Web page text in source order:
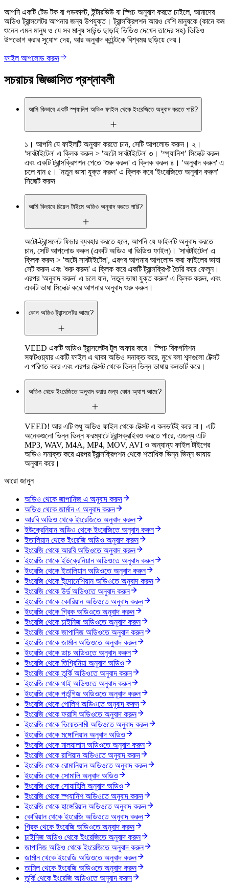
আপনি একটি টেড টক বা পডকাস্ট, ইন্টারভিউ বা স্পিচ অনুবাদ করতে চাইলে, আমাদের
অডিও ট্রান্সলেটর আপনার জন্য উপযুক্ত। ট্রান্সক্রিপশন আরও বেশি মানুষকে (কানে কম
শুনেন এমন মানুষ ও যে সব মানুষ সাউন্ড ছাড়াই ভিডিও দেখেন তাদের সহ) ভিডিও
উপভোগ করার সুযোগ দেয়, আর অনুবাদ কন্টেন্টকে বিশ্বময় ছড়িয়ে দেয়।
ফাইল আপলোড করুন
সচরাচর জিজ্ঞাসিত প্রশ্নাবলী
আমি কিভাবে একটি স্প্যানিশ অডিও ফাইল থেকে ইংরেজিতে অনুবাদ করতে পারি?
১। আপনি যে ফাইলটি অনুবাদ করতে চান, সেটি আপলোড করুন। ২।
'সাবটাইটেল' এ ক্লিক করুন > 'অটো সাবটাইটেল' ৩। 'স্প্যানিশ’ সিলেক্ট করুন
এবং একটি ট্রান্সক্রিপশন পেতে 'শুরু করুন' এ ক্লিক করুন ৪। 'অনুবাদ করুন' এ
চলে যান ৫। 'নতুন ভাষা যুক্ত করুন' এ ক্লিক করে 'ইংরেজিতে অনুবাদ করুন'
সিলেক্ট করুন
আমি কিভাবে রিয়েল টাইমে অডিও অনুবাদ করতে পারি?
অটো-ট্রান্সলেট ফিচার ব্যবহার করতে হলে, আপনি যে ফাইলটি অনুবাদ করতে
চান, সেটি আপলোড করুন (একটি অডিও বা ভিডিও ফাইল)। 'সাবটাইটেল' এ
ক্লিক করুন > 'অটো সাবটাইটেল', এরপর আপনার আপলোড করা ফাইলের ভাষা
সেট করুন এবং 'শুরু করুন' এ ক্লিক করে একটি ট্রান্সক্রিপ্ট তৈরি করে ফেলুন।
এরপর 'অনুবাদ করুন' এ চলে যান, 'নতুন ভাষা যুক্ত করুন' এ ক্লিক করুন, এবং
একটি ভাষা সিলেক্ট করে আপনার অনুবাদ শুরু করুন।
কোন অডিও ট্রান্সলেটর আছে?
VEED একটি অডিও ট্রান্সলেটর টুল অফার করে। স্পিচ রিকগনিশন
সফটওয়্যার একটি ফাইল এ থাকা অডিও সনাক্ত করে, মুখে বলা শব্দগুলো টেক্সট
এ পরিণত করে এবং এরপর টেক্সট থেকে ভিন্ন ভিন্ন ভাষায় কনভার্ট করে।
অডিও থেকে ইংরেজিতে অনুবাদ করার জন্য কোন অ্যাপ আছে?
VEED! আর এটি শুধু অডিও ফাইল থেকে টেক্সট এ কনভার্টই করে না। এটি
অনেকগুলো ভিন্ন ভিন্ন ফরম্যাটে ট্রান্সক্রাইবও করতে পারে, এজন্য এটি
MP3, WAV, M4A, MP4, MOV, AVI ও অন্যান্য ফাইল টাইপের
অডিও সনাক্ত করে এরপর ট্রান্সক্রিপশন থেকে শতাধিক ভিন্ন ভিন্ন ভাষায়
অনুবাদ করে।
আরো জানুন
অডিও থেকে জাপানিজ এ অনুবাদ করুন
অডিও থেকে জার্মান এ অনুবাদ করুন
আরবি অডিও থেকে ইংরেজিতে অনুবাদ করুন
ইউক্রেনিয়ান অডিও থেকে ইংরেজিতে অনুবাদ করুন
ইতালিয়ান থেকে ইংরেজি অডিও অনুবাদ করুন
ইংরেজি থেকে আরবি অডিওতে অনুবাদ করুন
ইংরেজি থেকে ইউক্রেনিয়ান অডিওতে অনুবাদ করুন
ইংরেজি থেকে ইতালিয়ান অডিওতে অনুবাদ করুন
ইংরেজি থেকে ইন্দোনেশিয়ান অডিওতে অনুবাদ করুন
ইংরেজি থেকে উর্দু অডিওতে অনুবাদ করুন
ইংরেজি থেকে কোরিয়ান অডিওতে অনুবাদ করুন
ইংরেজি থেকে গ্রিক অডিওতে অনুবাদ করুন
ইংরেজি থেকে চাইনিজ অডিওতে অনুবাদ করুন
ইংরেজি থেকে জাপানিজ অডিওতে অনুবাদ করুন
ইংরেজি থেকে জার্মান অডিওতে অনুবাদ করুন
ইংরেজি থেকে ডাচ অডিওতে অনুবাদ করুন
ইংরেজি থেকে তিগ্রিনিয়া অনুবাদ অডিও
ইংরেজি থেকে তুর্কি অডিওতে অনুবাদ করুন
ইংরেজি থেকে থাই অডিওতে অনুবাদ করুন
ইংরেজি থেকে পর্তুগিজ অডিওতে অনুবাদ করুন
ইংরেজি থেকে পোলিশ অডিওতে অনুবাদ করুন
ইংরেজি থেকে ফরাসি অডিওতে অনুবাদ করুন
ইংরেজি থেকে ভিয়েতনামী অডিওতে অনুবাদ করুন
ইংরেজি থেকে মঙ্গোলিয়ান অনুবাদ অডিও
ইংরেজি থেকে মালয়ালাম অডিওতে অনুবাদ করুন
ইংরেজি থেকে রাশিয়ান অডিওতে অনুবাদ করুন
ইংরেজি থেকে রোমানিয়ান অডিওতে অনুবাদ করুন
ইংরেজি থেকে সোমালি অনুবাদ অডিও
ইংরেজি থেকে সোয়াহিলি অনুবাদ অডিও
ইংরেজি থেকে স্প্যানিশ অডিওতে অনুবাদ করুন
ইংরেজি থেকে হাঙ্গেরিয়ান অডিওতে অনুবাদ করুন
কোরিয়ান থেকে ইংরেজি অডিওতে অনুবাদ করুন
গ্রিক থেকে ইংরেজি অডিওতে অনুবাদ করুন
চাইনিজ অডিও থেকে ইংরেজিতে অনুবাদ করুন
জাপানিজ অডিও থেকে ইংরেজিতে অনুবাদ করুন
জার্মান থেকে ইংরেজি অডিওতে অনুবাদ করুন
তামিল থেকে ইংরেজি অডিওতে অনুবাদ করুন
তুর্কি থেকে ইংরেজি অডিওতে অনুবাদ করুন